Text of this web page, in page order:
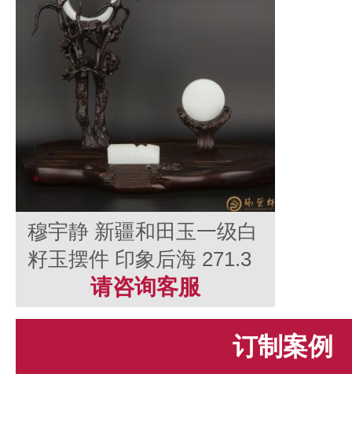
穆宇静 新疆和田玉一级白
籽玉摆件 印象后海 271.3
请咨询客服
订制案例